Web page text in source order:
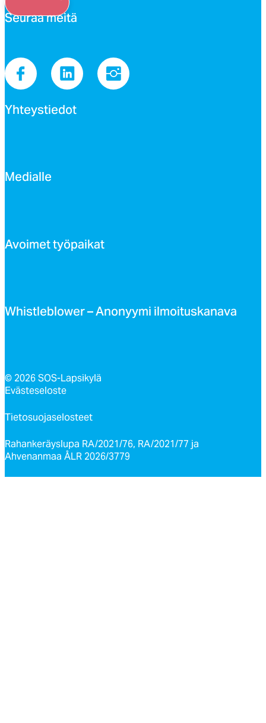
Seu­raa mei­tä
Yh­teys­tie­dot
Me­dial­le
Avoi­met työ­pai­kat
Whist­leb­lo­wer – Ano­nyy­mi il­moi­tus­ka­na­va
© 2026 SOS-Lapsikylä
Evästeseloste
Tietosuojaselosteet
Rahankeräyslupa RA/2021/76, RA/2021/77 ja
Ahvenanmaa ÅLR 2026/3779